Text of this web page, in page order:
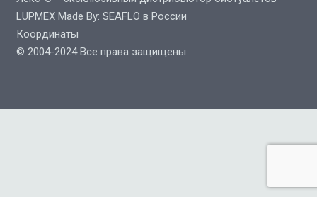
LUPMEX Made By: SEAFLO в России
Координаты
© 2004-2024 Все права защищены